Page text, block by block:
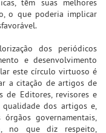
têm suas melhores
o que poderia implicar
dos periódicos
e desenvolvimento
este círculo virtuoso é
a citação de artigos de
de Editores, revisores e
dos artigos e,
governamentais,
no que diz respeito,